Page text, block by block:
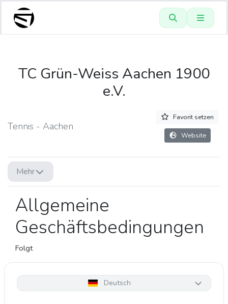
TC Grün-Weiss Aachen 1900
e.V.
Tennis - Aachen
Favorit setzen
Website
Mehr
Allgemeine
Geschäftsbedingungen
Folgt
Deutsch